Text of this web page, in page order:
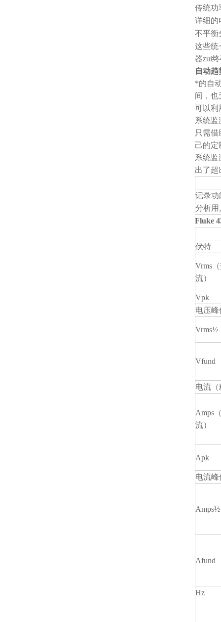
传统功
详细的
不平衡
这些统
器zui
自动趋
*的自
间，也
可以利
系统监
只需
己的定
系统监
出了超
记录功
分析用
Fluke
伏特
Vrms
流）
Vpk
电压峰
Vrms½
Vfund
电流
Amps
流）
Apk
电流峰
Amps½
Afund
Hz